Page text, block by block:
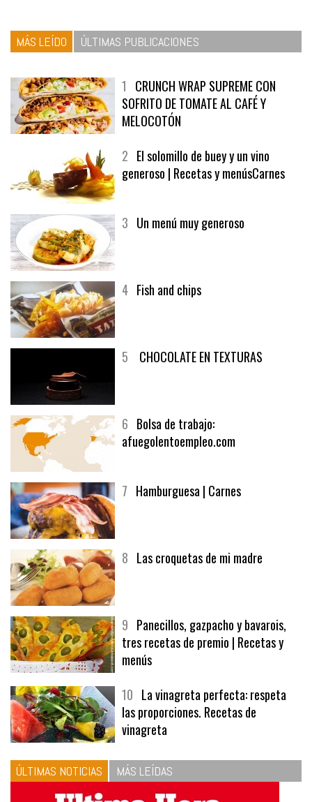
MÁS LEÍDO ÚLTIMAS PUBLICACIONES
1 CRUNCH WRAP SUPREME CON
SOFRITO DE TOMATE AL CAFÉ Y
MELOCOTÓN
2 El solomillo de buey y un vino
generoso | Recetas y menúsCarnes
3 Un menú muy generoso
4 Fish and chips
5 CHOCOLATE EN TEXTURAS
6 Bolsa de trabajo:
afuegolentoempleo.com
7 Hamburguesa | Carnes
8 Las croquetas de mi madre
9 Panecillos, gazpacho y bavarois,
tres recetas de premio | Recetas y
menús
10 La vinagreta perfecta: respeta
las proporciones. Recetas de
vinagreta
ÚLTIMAS NOTICIAS MÁS LEÍDAS